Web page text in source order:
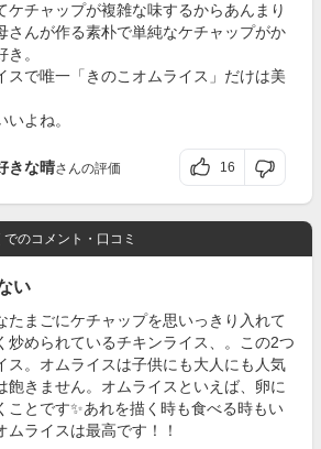
ケチャップが複雑な味するからあんまり
さんが作る素朴で単純なケチャップがか
。
スで唯一「きのこオムライス」だけは美
よね。
きな晴さんの評価 16
でのコメント・口コミ
い
たまごにケチャップを思いっきり入れて
炒められているチキンライス、。この2つ
ス。オムライスは子供にも大人にも人気
飽きません。オムライスといえば、卵に
ことです✨️あれを描く時も食べる時もい
ライスは最高です！！